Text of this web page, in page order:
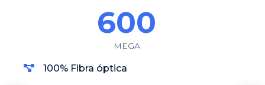
600
MEGA
100% Fibra óptica